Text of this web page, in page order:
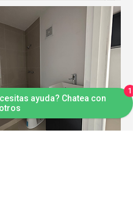
ayuda? Chatea con
1